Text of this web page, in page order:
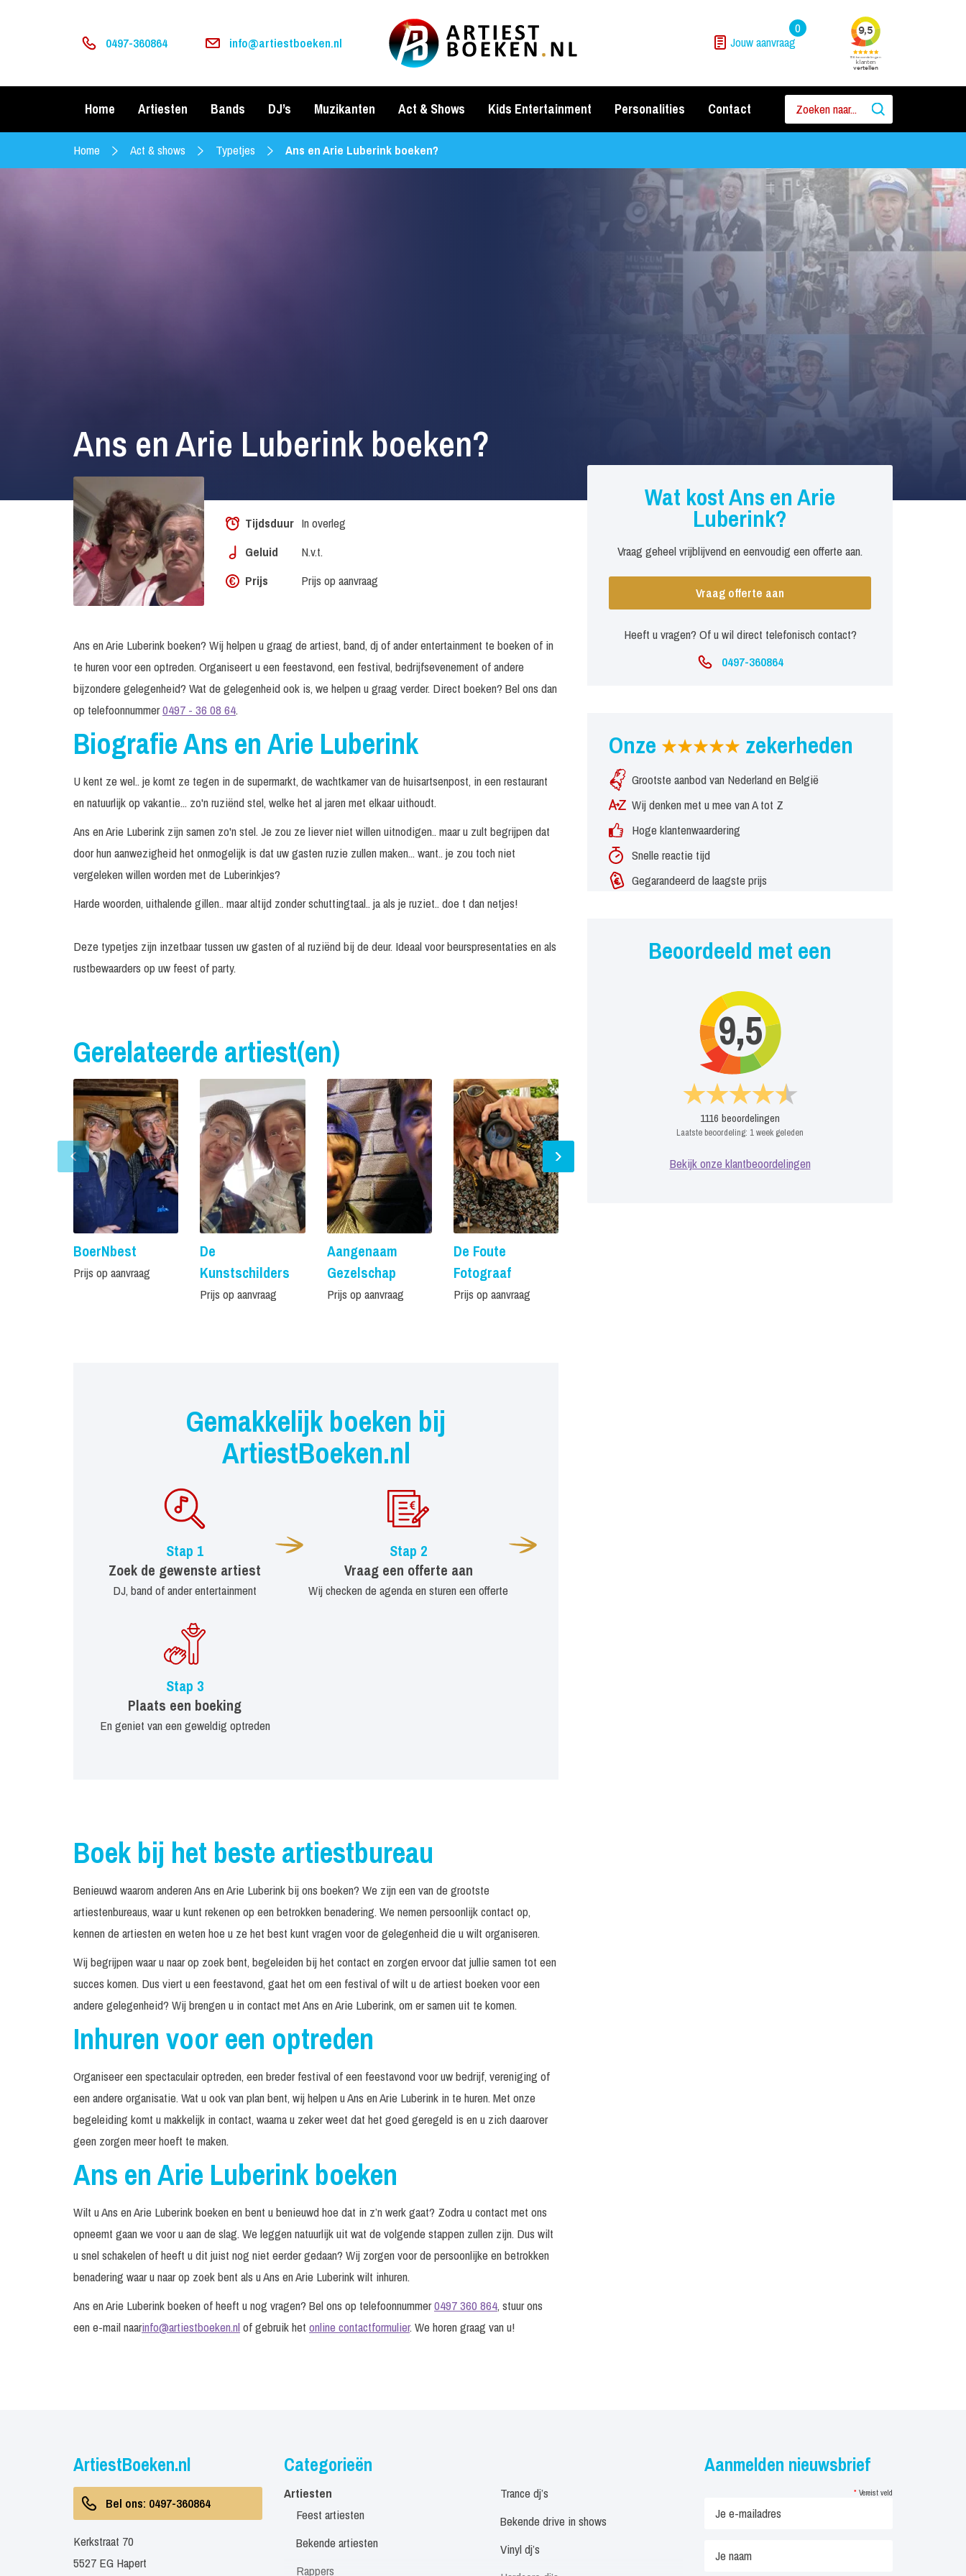
0497-360864 info@artiestboeken.nl Jouw aanvraag
0
Home Artiesten Bands DJ’s Muzikanten Act & Shows Kids Entertainment Personalities Contact
Home Act & shows Typetjes Ans en Arie Luberink boeken?
Ans en Arie Luberink boeken?
Tijdsduur In overleg
Geluid
N.v.t.
Prijs
Prijs op aanvraag
Ans en Arie Luberink boeken? Wij helpen u graag de artiest, band, dj of ander entertainment te boeken of in
te huren voor een optreden. Organiseert u een feestavond, een festival, bedrijfsevenement of andere
bijzondere gelegenheid? Wat de gelegenheid ook is, we helpen u graag verder. Direct boeken? Bel ons dan
op telefoonnummer0497 - 36 08 64.
Biografie Ans en Arie Luberink
U kent ze wel.. je komt ze tegen in de supermarkt, de wachtkamer van de huisartsenpost, in een restaurant
en natuurlijk op vakantie... zo'n ruziënd stel, welke het al jaren met elkaar uithoudt.
Ans en Arie Luberink zijn samen zo'n stel. Je zou ze liever niet willen uitnodigen.. maar u zult begrijpen dat
door hun aanwezigheid het onmogelijk is dat uw gasten ruzie zullen maken... want.. je zou toch niet
vergeleken willen worden met de Luberinkjes?
Harde woorden, uithalende gillen.. maar altijd zonder schuttingtaal.. ja als je ruziet.. doe t dan netjes!
Deze typetjes zijn inzetbaar tussen uw gasten of al ruziënd bij de deur. Ideaal voor beurspresentaties en als
rustbewaarders op uw feest of party.
Wat kost Ans en Arie
Luberink?
Vraag geheel vrijblijvend en eenvoudig een offerte aan.
Vraag offerte aan
Heeft u vragen? Of u wil direct telefonisch contact?
0497-360864
Onze zekerheden
Grootste aanbod van Nederland en België
Wij denken met u mee van A tot Z
Hoge klantenwaardering
Snelle reactie tijd
Gegarandeerd de laagste prijs
Beoordeeld met een
9,5
1116 beoordelingen
Laatste beoordeling: 1 week geleden
Bekijk onze klantbeoordelingen
Gerelateerde artiest(en)
BoerNbest
Prijs op aanvraag
De
Kunstschilders
Prijs op aanvraag
Aangenaam
Gezelschap
Prijs op aanvraag
De Foute
Fotograaf
Prijs op aanvraag
Gemakkelijk boeken bij
ArtiestBoeken.nl
Stap 1
Zoek de gewenste artiest
DJ, band of ander entertainment
Stap 2
Vraag een offerte aan
Wij checken de agenda en sturen een offerte
Stap 3
Plaats een boeking
En geniet van een geweldig optreden
Boek bij het beste artiestbureau
Benieuwd waarom anderen Ans en Arie Luberink bij ons boeken? We zijn een van de grootste
artiestenbureaus, waar u kunt rekenen op een betrokken benadering. We nemen persoonlijk contact op,
kennen de artiesten en weten hoe u ze het best kunt vragen voor de gelegenheid die u wilt organiseren.
Wij begrijpen waar u naar op zoek bent, begeleiden bij het contact en zorgen ervoor dat jullie samen tot een
succes komen. Dus viert u een feestavond, gaat het om een festival of wilt u de artiest boeken voor een
andere gelegenheid? Wij brengen u in contact met Ans en Arie Luberink, om er samen uit te komen.
Inhuren voor een optreden
Organiseer een spectaculair optreden, een breder festival of een feestavond voor uw bedrijf, vereniging of
een andere organisatie. Wat u ook van plan bent, wij helpen u Ans en Arie Luberink in te huren. Met onze
begeleiding komt u makkelijk in contact, waarna u zeker weet dat het goed geregeld is en u zich daarover
geen zorgen meer hoeft te maken.
Ans en Arie Luberink boeken
Wilt u Ans en Arie Luberink boeken en bent u benieuwd hoe dat in z’n werk gaat? Zodra u contact met ons
opneemt gaan we voor u aan de slag. We leggen natuurlijk uit wat de volgende stappen zullen zijn. Dus wilt
u snel schakelen of heeft u dit juist nog niet eerder gedaan? Wij zorgen voor de persoonlijke en betrokken
benadering waar u naar op zoek bent als u Ans en Arie Luberink wilt inhuren.
Ans en Arie Luberink boeken of heeft u nog vragen? Bel ons op telefoonnummer0497 360 864, stuur ons
een e-mail naarinfo@artiestboeken.nlof gebruik het online contactformulier. We horen graag van u!
ArtiestBoeken.nl
Bel ons: 0497-360864
Kerkstraat 70
5527 EG Hapert
Categorieën
Artiesten
Feest artiesten
Bekende artiesten
Rappers
Trance dj’s
Bekende drive in shows
Vinyl dj’s
Aanmelden nieuwsbrief
* Vereist veld